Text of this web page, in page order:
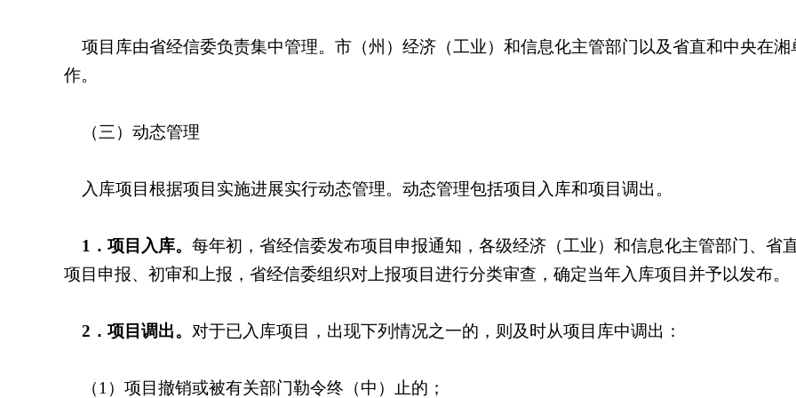
项目库由省经信委负责集中管理。市（州）经济（工业）和信息化主管部门以及省直和中央在
作。
（三）动态管理
入库项目根据项目实施进展实行动态管理。动态管理包括项目入库和项目调出。
1 ．项目入库。 每年初，省经信委发布项目申报通知，各级经济（工业）和信息化主管部门、省
项目申报、初审和上报，省经信委组织对上报项目进行分类审查，确定当年入库项目并予以发布。
2 ．项目调出。 对于已入库项目，出现下列情况之一的，则及时从项目库中调出：
（1 ）项目撤销或被有关部门勒令终（中）止的；